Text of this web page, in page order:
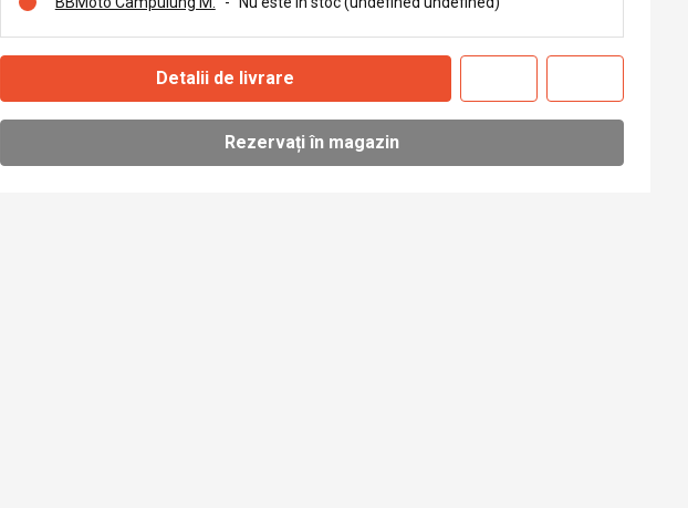
Detalii de livrare
Rezervați în magazin